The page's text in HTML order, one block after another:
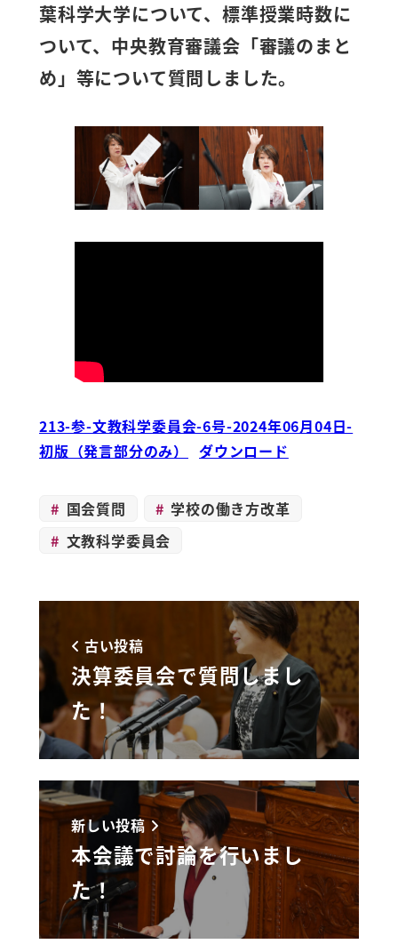
葉科学大学について、標準授業時数に
ついて、中央教育審議会「審議のまと
め」等について質問しました。
213-参-文教科学委員会-6号-2024年06月04日-
初版（発言部分のみ）
ダウンロード
国会質問
学校の働き方改革
文教科学委員会
古い投稿
決算委員会で質問しまし
た！
新しい投稿
本会議で討論を行いまし
た！